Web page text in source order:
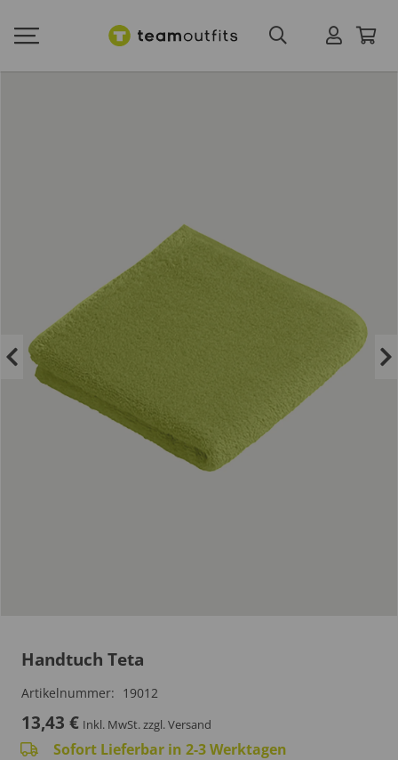
Handtuch Teta
Artikelnummer: 19012
13,43 € Inkl. MwSt.zzgl. Versand
Sofort Lieferbar in 2-3 Werktagen